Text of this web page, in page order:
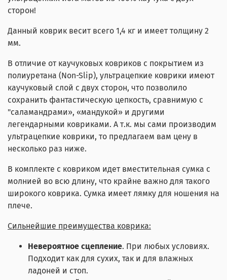
сторон!
Данный коврик весит всего 1,4 кг и имеет толщину 2
мм.
В отличие от каучуковых ковриков с покрытием из
полиуретана (Non-Slip), ультрацепкие коврики имеют
каучуковый слой с двух сторон, что позволило
сохранить фантастическую цепкость, сравнимую с
"саламандрами», «мандукой» и другими
легендарными ковриками. А т.к. мы сами производим
ультрацепкие коврики, то предлагаем вам цену в
несколько раз ниже.
В комплекте с ковриком идет вместительная сумка с
молнией во всю длину, что крайне важно для такого
широкого коврика. Сумка имеет лямку для ношения на
плече.
Сильнейшие преимущества коврика:
Невероятное сцепление. При любых условиях.
Подходит как для сухих, так и для влажных
ладоней и стоп.